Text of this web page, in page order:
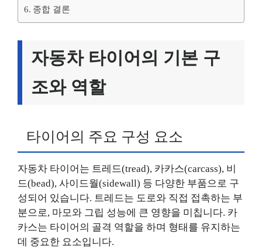
종합 결론
자동차 타이어의 기본 구
조와 역할
타이어의 주요 구성 요소
자동차 타이어는 트레드(tread), 카카스(carcass), 비
드(bead), 사이드월(sidewall) 등 다양한 부품으로 구
성되어 있습니다. 트레드는 도로와 직접 접촉하는 부
분으로, 마모와 그립 성능에 큰 영향을 미칩니다. 카
카스는 타이어의 골격 역할을 하며 형태를 유지하는
데 중요한 요소입니다.